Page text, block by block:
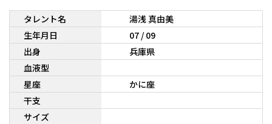
タレント名
湯浅 真由美
生年月日
07 / 09
出身
兵庫県
血液型
星座
かに座
干支
サイズ